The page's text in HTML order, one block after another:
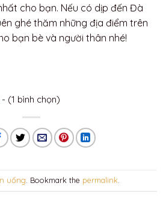
cho bạn. Nếu có dịp đến Đà
ghé thăm những địa điểm trên
bạn bè và người thân nhé!
(1 bình chọn)
uống . Bookmark the permalink